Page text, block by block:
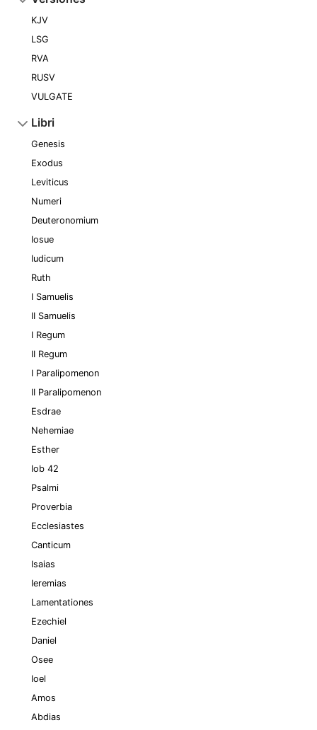
KJV
LSG
RVA
RUSV
VULGATE
Libri
Genesis
Exodus
Leviticus
Numeri
Deuteronomium
Iosue
Iudicum
Ruth
I Samuelis
II Samuelis
I Regum
II Regum
I Paralipomenon
II Paralipomenon
Esdrae
Nehemiae
Esther
Iob 42
Psalmi
Proverbia
Ecclesiastes
Canticum
Isaias
Ieremias
Lamentationes
Ezechiel
Daniel
Osee
Ioel
Amos
Abdias